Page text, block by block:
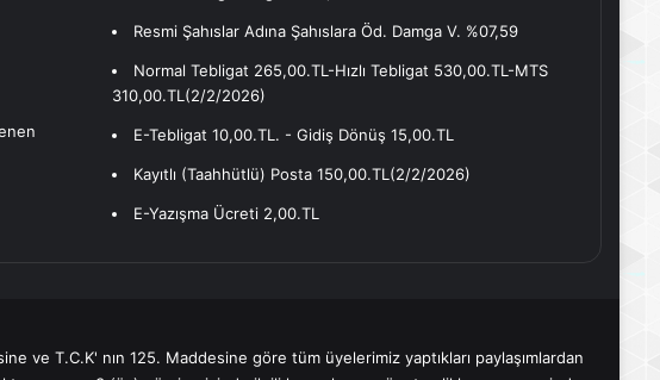
Resmi Şahıslar Adına Şahıslara Öd. Damga V. %07,59
Normal Tebligat 265,00.TL-Hızlı Tebligat 530,00.TL-MTS
310,00.TL(2/2/2026)
E-Tebligat 10,00.TL. - Gidiş Dönüş 15,00.TL
Kayıtlı (Taahhütlü) Posta 150,00.TL(2/2/2026)
E-Yazışma Ücreti 2,00.TL
ve T.C.K' nın 125. Maddesine göre tüm üyelerimiz yaptıkları paylaşımlardan